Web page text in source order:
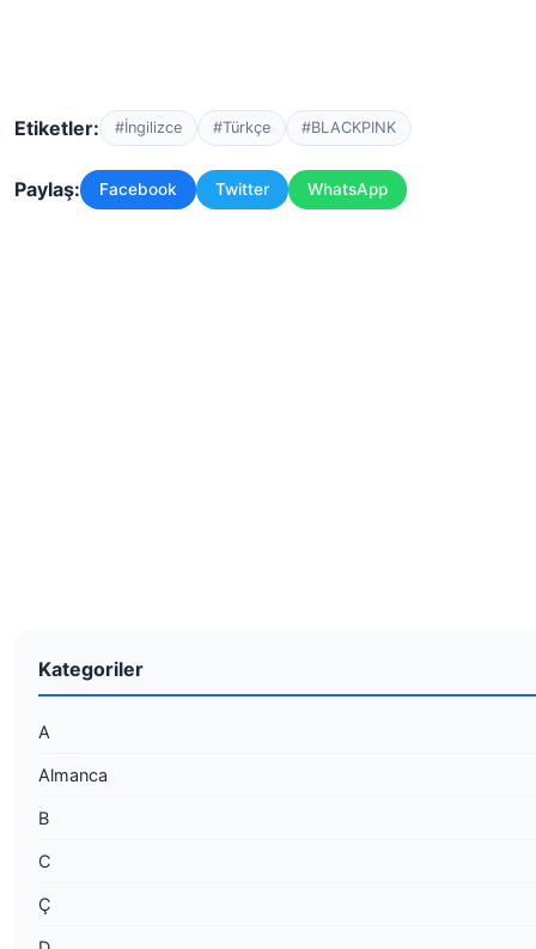
Etiketler: #İngilizce #Türkçe #BLACKPINK
Paylaş: Facebook Twitter WhatsApp
Kategoriler
A
Almanca
B
C
Ç